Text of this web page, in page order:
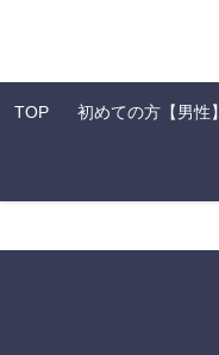
TOP 初めての方【男性】